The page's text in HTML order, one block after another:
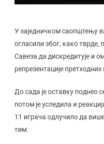
У заједничком саопштењу
огласили због, како тврде,
Савеза да дискредитује и
репрезентације претходних
До сада је оставку поднео
потом је уследила и
11 играча одлучило да
тим.